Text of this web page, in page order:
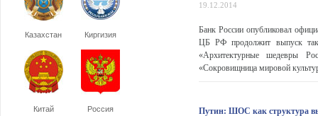
Казахстан Киргизия
Китай Россия
19.12.2014
Банк России опубликовал
ЦБ РФ продолжит выпуск
«Архитектурные шедевры
«Сокровищница мировой
Путин: ШОС как структура